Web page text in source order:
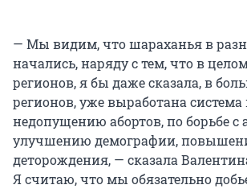
— Мы видим, что шараханья в
начались, наряду с тем, что в
регионов, я бы даже сказала, в
регионов, уже выработана
недопущению абортов, по борьбе с
улучшению демографии,
деторождения, — сказала
Я считаю, что мы обязательно